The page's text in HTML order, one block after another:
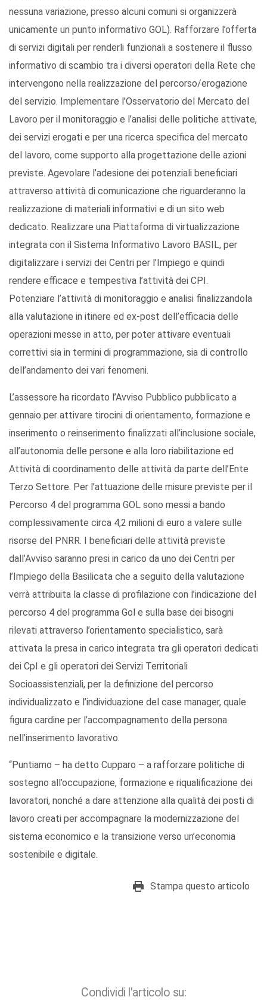
nessuna variazione, presso alcuni comuni si organizzerà
unicamente un punto informativo GOL). Rafforzare l’offerta
di servizi digitali per renderli funzionali a sostenere il flusso
informativo di scambio tra i diversi operatori della Rete che
intervengono nella realizzazione del percorso/erogazione
del servizio. Implementare l’Osservatorio del Mercato del
Lavoro per il monitoraggio e l’analisi delle politiche attivate,
dei servizi erogati e per una ricerca specifica del mercato
del lavoro, come supporto alla progettazione delle azioni
previste. Agevolare l’adesione dei potenziali beneficiari
attraverso attività di comunicazione che riguarderanno la
realizzazione di materiali informativi e di un sito web
dedicato. Realizzare una Piattaforma di virtualizzazione
integrata con il Sistema Informativo Lavoro BASIL, per
digitalizzare i servizi dei Centri per l’Impiego e quindi
rendere efficace e tempestiva l’attività dei CPI.
Potenziare l’attività di monitoraggio e analisi finalizzandola
alla valutazione in itinere ed ex-post dell’efficacia delle
operazioni messe in atto, per poter attivare eventuali
correttivi sia in termini di programmazione, sia di controllo
dell’andamento dei vari fenomeni.
L’assessore ha ricordato l’Avviso Pubblico pubblicato a
gennaio per attivare tirocini di orientamento, formazione e
inserimento o reinserimento finalizzati all’inclusione sociale,
all’autonomia delle persone e alla loro riabilitazione ed
Attività di coordinamento delle attività da parte dell’Ente
Terzo Settore. Per l’attuazione delle misure previste per il
Percorso 4 del programma GOL sono messi a bando
complessivamente circa 4,2 milioni di euro a valere sulle
risorse del PNRR. I beneficiari delle attività previste
dall’Avviso saranno presi in carico da uno dei Centri per
l’Impiego della Basilicata che a seguito della valutazione
verrà attribuita la classe di profilazione con l’indicazione del
percorso 4 del programma Gol e sulla base dei bisogni
rilevati attraverso l’orientamento specialistico, sarà
attivata la presa in carico integrata tra gli operatori dedicati
dei CpI e gli operatori dei Servizi Territoriali
Socioassistenziali, per la definizione del percorso
individualizzato e l’individuazione del case manager, quale
figura cardine per l’accompagnamento della persona
nell’inserimento lavorativo.
“Puntiamo – ha detto Cupparo – a rafforzare politiche di
sostegno all’occupazione, formazione e riqualificazione dei
lavoratori, nonché a dare attenzione alla qualità dei posti di
lavoro creati per accompagnare la modernizzazione del
sistema economico e la transizione verso un’economia
sostenibile e digitale.
Stampa questo articolo
Condividi l'articolo su: